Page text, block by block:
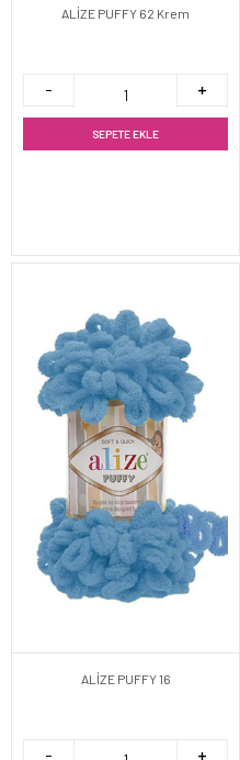
ALİZE PUFFY 62 Krem
SEPETE EKLE
ALİZE PUFFY 16